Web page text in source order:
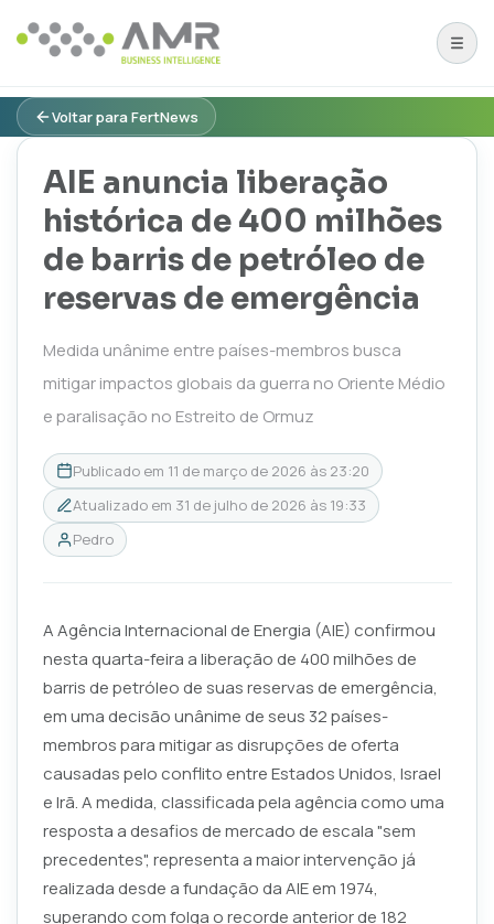
Voltar para FertNews
AIE anuncia liberação
histórica de 400 milhões
de barris de petróleo de
reservas de emergência
Medida unânime entre países-membros busca
mitigar impactos globais da guerra no Oriente Médio
e paralisação no Estreito de Ormuz
Publicado em 11 de março de 2026 às 23:20
Atualizado em 31 de julho de 2026 às 19:33
Pedro
A Agência Internacional de Energia (AIE) confirmou
nesta quarta-feira a liberação de 400 milhões de
barris de petróleo de suas reservas de emergência,
em uma decisão unânime de seus 32 países-
membros para mitigar as disrupções de oferta
causadas pelo conflito entre Estados Unidos, Israel
e Irã. A medida, classificada pela agência como uma
resposta a desafios de mercado de escala "sem
precedentes", representa a maior intervenção já
realizada desde a fundação da AIE em 1974,
superando com folga o recorde anterior de 182